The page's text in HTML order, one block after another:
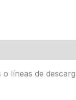
líneas de